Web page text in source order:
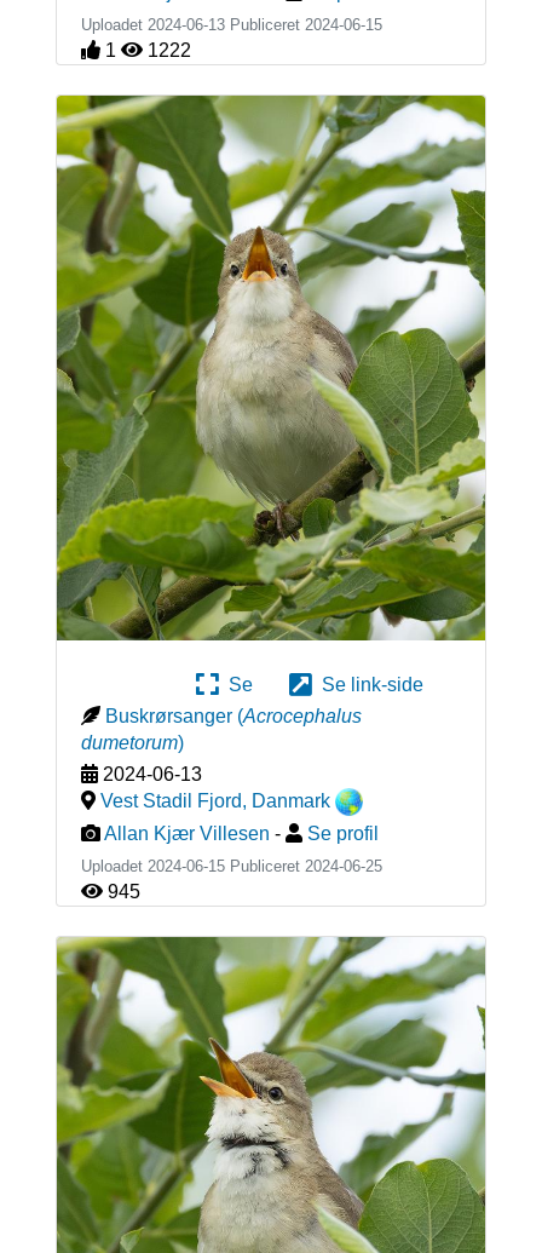
Uploadet 2024-06-13 Publiceret 2024-06-15
1 1222
Se
Se link-side
Buskrørsanger (Acrocephalus
dumetorum)
2024-06-13
Vest Stadil Fjord, Danmark
Allan Kjær Villesen - Se profil
Uploadet 2024-06-15 Publiceret 2024-06-25
945